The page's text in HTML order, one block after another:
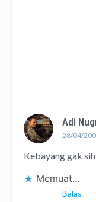
Adi
28/04/
Kebayang gak
Memuat...
Balas